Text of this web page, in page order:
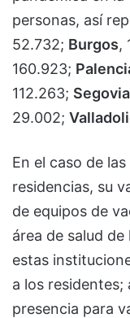
personas, así
52.732; Burgos,
160.923;
112.263; Segovia
29.002;
En el caso de
residencias, su
de equipos de
área de salud
estas
a los residentes;
presencia para